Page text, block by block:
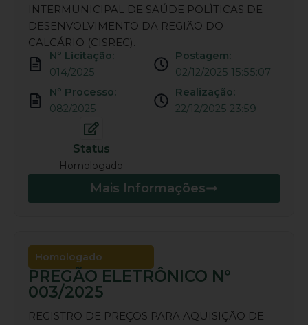
INTERMUNICIPAL DE SAÚDE POLÌTICAS DE
DESENVOLVIMENTO DA REGIÃO DO
CALCÁRIO (CISREC).
Nº Licitação:
014/2025
Nº Processo:
082/2025
Postagem:
02/12/2025 15:55:07
Realização:
22/12/2025 23:59
Status
Homologado
Mais Informações
Homologado
PREGÃO ELETRÔNICO Nº
003/2025
REGISTRO DE PREÇOS PARA AQUISIÇÃO DE